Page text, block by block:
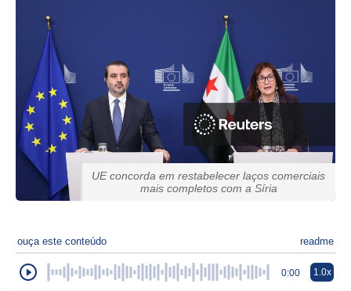
UE concorda em restabelecer laços comerciais
mais completos com a Síria
ouça este conteúdo readme
0:00 1.0x